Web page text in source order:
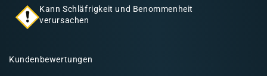
Kann Schläfrigkeit und Benommenheit
verursachen
Kundenbewertungen